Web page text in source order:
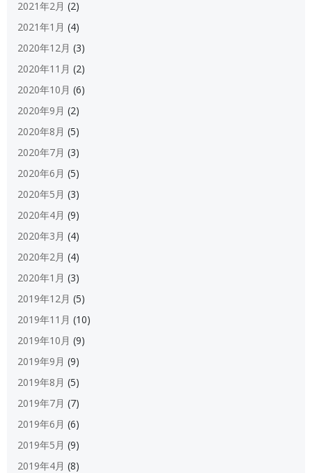
2021年2月 (2)
2021年1月 (4)
2020年12月 (3)
2020年11月 (2)
2020年10月 (6)
2020年9月 (2)
2020年8月 (5)
2020年7月 (3)
2020年6月 (5)
2020年5月 (3)
2020年4月 (9)
2020年3月 (4)
2020年2月 (4)
2020年1月 (3)
2019年12月 (5)
2019年11月 (10)
2019年10月 (9)
2019年9月 (9)
2019年8月 (5)
2019年7月 (7)
2019年6月 (6)
2019年5月 (9)
2019年4月 (8)